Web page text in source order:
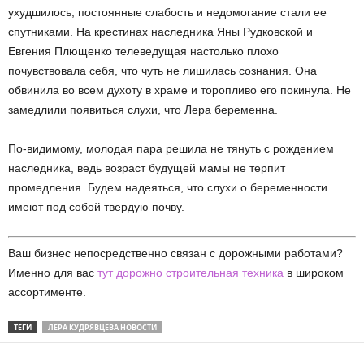
ухудшилось, постоянные слабость и недомогание стали ее
спутниками. На крестинах наследника Яны Рудковской и
Евгения Плющенко телеведущая настолько плохо
почувствовала себя, что чуть не лишилась сознания. Она
обвинила во всем духоту в храме и торопливо его покинула. Не
замедлили появиться слухи, что Лера беременна.
По-видимому, молодая пара решила не тянуть с рождением
наследника, ведь возраст будущей мамы не терпит
промедления. Будем надеяться, что слухи о беременности
имеют под собой твердую почву.
Ваш бизнес непосредственно связан с дорожными работами?
Именно для вас тут дорожно строительная техника в широком
ассортименте.
ТЕГИ ЛЕРА КУДРЯВЦЕВА НОВОСТИ